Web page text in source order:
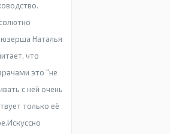
Наталья
что
это "не
с ней очень
только её